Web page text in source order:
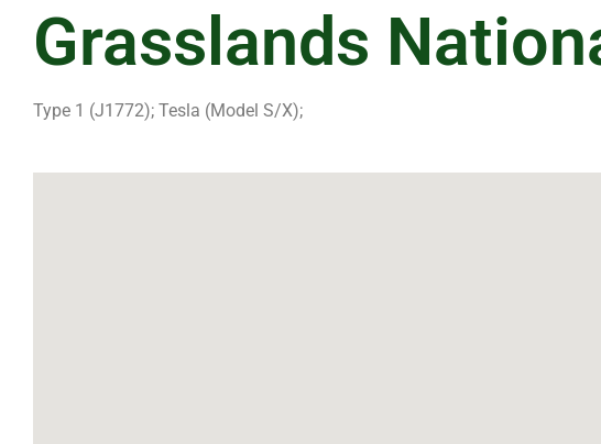
Grasslands
Type 1 (J1772); Tesla (Model S/X);